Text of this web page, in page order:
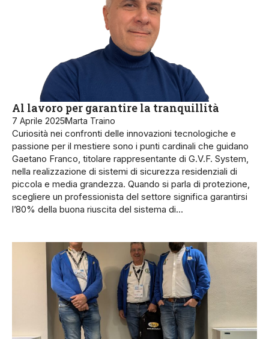
Al lavoro per garantire la tranquillità
7 Aprile 2025Marta Traino
Curiosità nei confronti delle innovazioni tecnologiche e
passione per il mestiere sono i punti cardinali che guidano
Gaetano Franco, titolare rappresentante di G.V.F. System,
nella realizzazione di sistemi di sicurezza residenziali di
piccola e media grandezza. Quando si parla di protezio­ne,
scegliere un professionista del settore significa garantirsi
l’80% della buona riuscita del sistema di…